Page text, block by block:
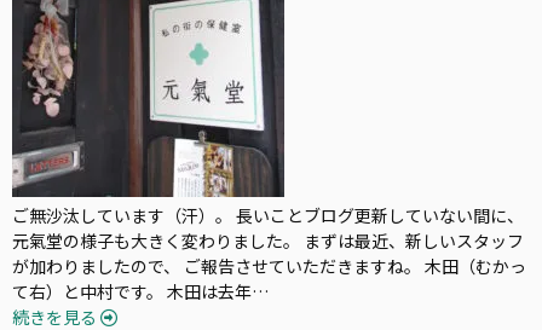
ご無沙汰しています（汗）。 長いことブログ更新していない間に、
元氣堂の様子も大きく変わりました。 まずは最近、新しいスタッフ
が加わりましたので、 ご報告させていただきますね。 木田（むかっ
て右）と中村です。 木田は去年…
続きを見る